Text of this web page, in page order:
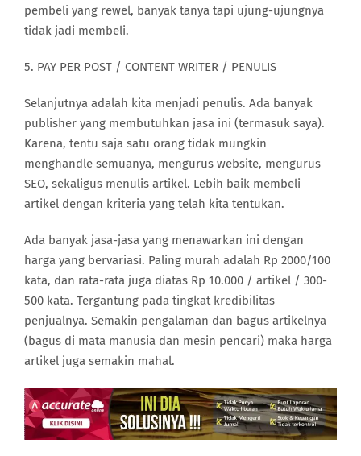
pembeli yang rewel, banyak tanya tapi ujung-ujungnya
tidak jadi membeli.
5. PAY PER POST / CONTENT WRITER / PENULIS
Selanjutnya adalah kita menjadi penulis. Ada banyak
publisher yang membutuhkan jasa ini (termasuk saya).
Karena, tentu saja satu orang tidak mungkin
menghandle semuanya, mengurus website, mengurus
SEO, sekaligus menulis artikel. Lebih baik membeli
artikel dengan kriteria yang telah kita tentukan.
Ada banyak jasa-jasa yang menawarkan ini dengan
harga yang bervariasi. Paling murah adalah Rp 2000/100
kata, dan rata-rata juga diatas Rp 10.000 / artikel / 300-
500 kata. Tergantung pada tingkat kredibilitas
penjualnya. Semakin pengalaman dan bagus artikelnya
(bagus di mata manusia dan mesin pencari) maka harga
artikel juga semakin mahal.